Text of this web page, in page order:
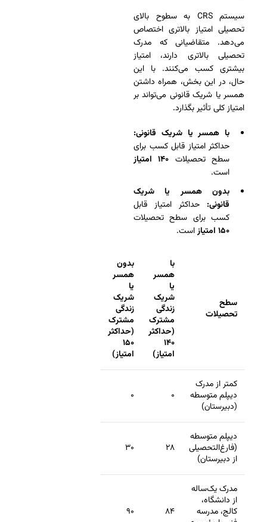
سیستم CRS به سطوح بالای
تحصیلی امتیاز بالاتری اختصاص
می‌دهد. متقاضیانی که مدرک
تحصیلی بالاتری دارند، امتیاز
بیشتری کسب می‌کنند. با این
حال، در این بخش، همراه داشتن
همسر یا شریک قانونی می‌تواند بر
امتیاز کلی تأثیر بگذارد.
با همسر یا شریک قانونی:
حداکثر امتیاز قابل کسب برای
سطح تحصیلات ۱۴۰ امتیاز
است.
بدون همسر یا شریک
قانونی: حداکثر امتیاز قابل
کسب برای سطح تحصیلات
۱۵۰ امتیاز
است.
سطح
تحصیلات
با
همسر
یا
شریک
زندگی
مشترک
(حداکثر
۱۴۰
امتیاز)
بدون
همسر
یا
شریک
زندگی
مشترک
(حداکثر
۱۵۰
امتیاز)
کمتر از مدرک
دیپلم متوسطه
(دبیرستان)
۰ ۰
دیپلم متوسطه
(فارغ‌التحصیلی
از دبیرستان)
۲۸ ۳۰
مدرک یک‌ساله
از دانشگاه،
کالج، مدرسه
۸۴ ۹۰